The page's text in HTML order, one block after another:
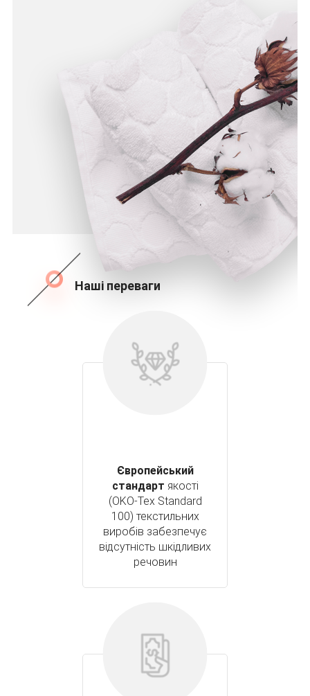
Наші переваги
Європейський
стандарт якості
(OKO-Tex Standard
100) текстильних
виробів забезпечує
відсутність шкідливих
речовин